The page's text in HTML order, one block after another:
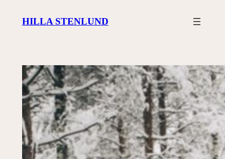
sisältöön
HILLA STENLUND